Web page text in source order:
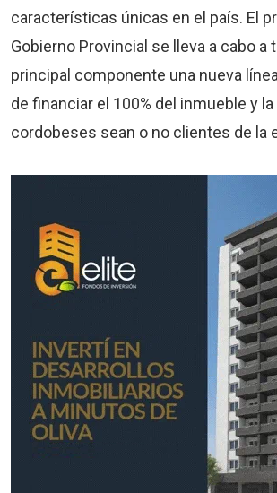
características únicas en el país. El
Gobierno Provincial se lleva a cabo
principal componente una nueva
de financiar el 100% del inmueble y
cordobeses sean o no clientes de la